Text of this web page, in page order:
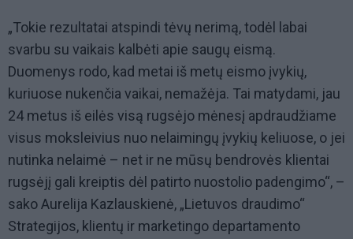
„Tokie rezultatai atspindi tėvų nerimą, todėl labai
svarbu su vaikais kalbėti apie saugų eismą.
Duomenys rodo, kad metai iš metų eismo įvykių,
kuriuose nukenčia vaikai, nemažėja. Tai matydami, jau
24 metus iš eilės visą rugsėjo mėnesį apdraudžiame
visus moksleivius nuo nelaimingų įvykių keliuose, o jei
nutinka nelaimė – net ir ne mūsų bendrovės klientai
rugsėjį gali kreiptis dėl patirto nuostolio padengimo“, –
sakoAurelija Kazlauskienė, „Lietuvos draudimo“
Strategijos, klientų ir marketingo departamento